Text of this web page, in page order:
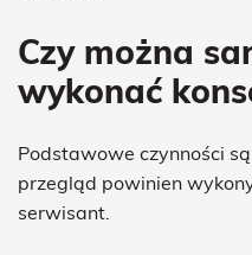
Czy można
wykonać
Podstawowe czynności
przegląd powinien
serwisant.